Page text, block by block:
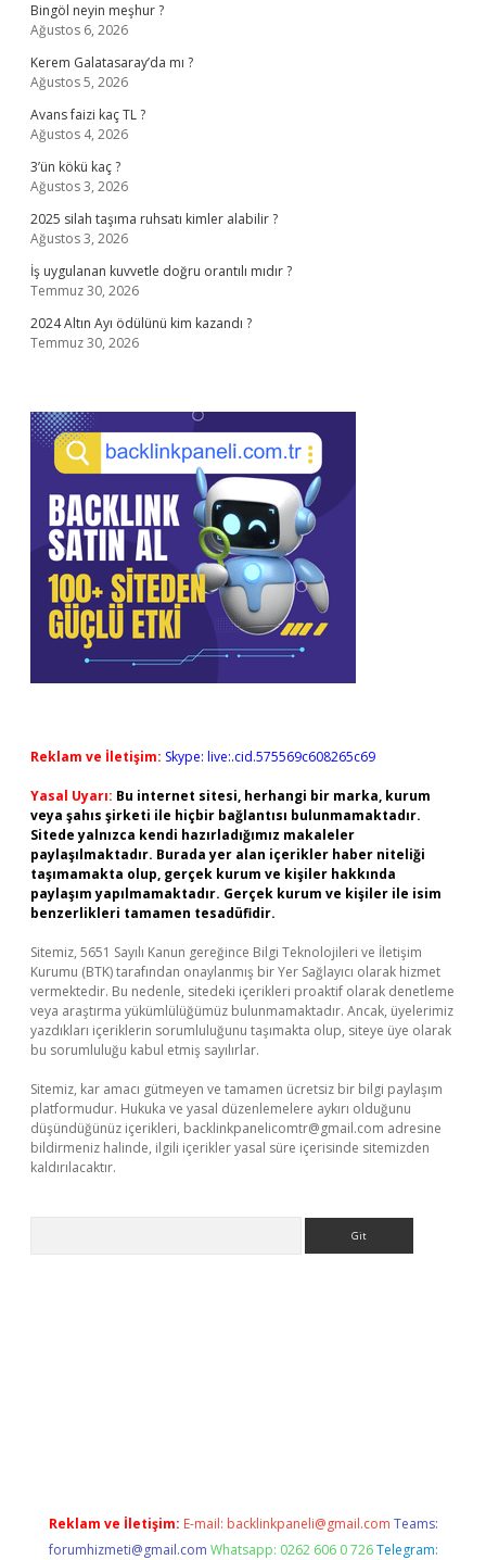
Bingöl neyin meşhur ?
Ağustos 6, 2026
Kerem Galatasaray’da mı ?
Ağustos 5, 2026
Avans faizi kaç TL ?
Ağustos 4, 2026
3’ün kökü kaç ?
Ağustos 3, 2026
2025 silah taşıma ruhsatı kimler alabilir ?
Ağustos 3, 2026
İş uygulanan kuvvetle doğru orantılı mıdır ?
Temmuz 30, 2026
2024 Altın Ayı ödülünü kim kazandı ?
Temmuz 30, 2026
Reklam ve İletişim: Skype: live:.cid.575569c608265c69
Yasal Uyarı: Bu internet sitesi, herhangi bir marka, kurum
veya şahıs şirketi ile hiçbir bağlantısı bulunmamaktadır.
Sitede yalnızca kendi hazırladığımız makaleler
paylaşılmaktadır. Burada yer alan içerikler haber niteliği
taşımamakta olup, gerçek kurum ve kişiler hakkında
paylaşım yapılmamaktadır. Gerçek kurum ve kişiler ile isim
benzerlikleri tamamen tesadüfidir.
Sitemiz, 5651 Sayılı Kanun gereğince Bilgi Teknolojileri ve İletişim
Kurumu (BTK) tarafından onaylanmış bir Yer Sağlayıcı olarak hizmet
vermektedir. Bu nedenle, sitedeki içerikleri proaktif olarak denetleme
veya araştırma yükümlülüğümüz bulunmamaktadır. Ancak, üyelerimiz
yazdıkları içeriklerin sorumluluğunu taşımakta olup, siteye üye olarak
bu sorumluluğu kabul etmiş sayılırlar.
Sitemiz, kar amacı gütmeyen ve tamamen ücretsiz bir bilgi paylaşım
platformudur. Hukuka ve yasal düzenlemelere aykırı olduğunu
düşündüğünüz içerikleri, backlinkpanelicomtr@gmail.com adresine
bildirmeniz halinde, ilgili içerikler yasal süre içerisinde sitemizden
kaldırılacaktır.
Reklam ve İletişim: E-mail: backlinkpaneli@gmail.com Teams:
forumhizmeti@gmail.com Whatsapp: 0262 606 0 726 Telegram: